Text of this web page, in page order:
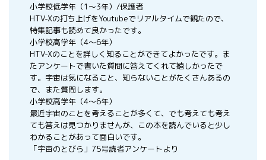
小学校低学年（1～3年）/保護者
HTV-Xの打ち上げをYoutubeでリアルタイムで観たので、
特集記事も読めて良かったです。
小学校高学年（4～6年）
HTV-Xのことを詳しく知ることができてよかったです。ま
たアンケートで書いた質問に答えてくれて嬉しかったで
す。宇宙は気になること、知らないことがたくさんあるの
で、また質問します。
小学校高学年（4～6年）
最近宇宙のことを考えることが多くて、でも考えても考え
ても答えは見つかりませんが、この本を読んでいると少し
わかることがあって面白いです。
「宇宙のとびら」75号読者アンケートより